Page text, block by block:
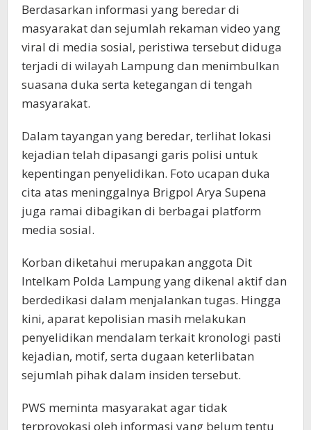
Berdasarkan informasi yang beredar di
masyarakat dan sejumlah rekaman video yang
viral di media sosial, peristiwa tersebut diduga
terjadi di wilayah Lampung dan menimbulkan
suasana duka serta ketegangan di tengah
masyarakat.
Dalam tayangan yang beredar, terlihat lokasi
kejadian telah dipasangi garis polisi untuk
kepentingan penyelidikan. Foto ucapan duka
cita atas meninggalnya Brigpol Arya Supena
juga ramai dibagikan di berbagai platform
media sosial.
Korban diketahui merupakan anggota Dit
Intelkam Polda Lampung yang dikenal aktif dan
berdedikasi dalam menjalankan tugas. Hingga
kini, aparat kepolisian masih melakukan
penyelidikan mendalam terkait kronologi pasti
kejadian, motif, serta dugaan keterlibatan
sejumlah pihak dalam insiden tersebut.
PWS meminta masyarakat agar tidak
terprovokasi oleh informasi yang belum tentu